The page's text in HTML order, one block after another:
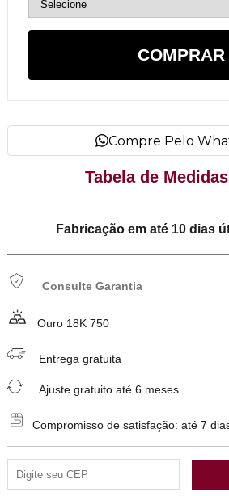
COMPRAR
Compre Pelo
Tabela de Medidas
Fabricação em até 10 dias
Consulte Garantia
Ouro 18K 750
Entrega gratuita
Ajuste gratuito até 6 meses
Compromisso de satisfação: até 7